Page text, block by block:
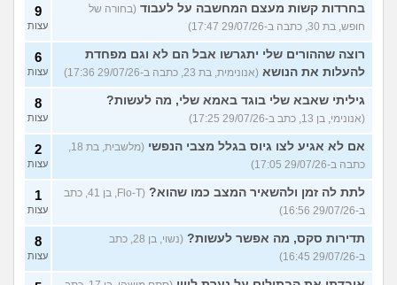
בחרדות קשות מעצם המחשבה על לעבוד (בחורה של
חופש, בת 30, כתבה ב-29/07/26 17:47)
9
עצות
רוצה שההורים שלי יתגרשו אבל הם לא וגם מפחדת
להעלות את הנושא (אנונימית, בת 23, כתבה ב-29/07/26 17:36)
6
עצות
גיליתי שאבא שלי בוגד באמא שלי, מה לעשות?
(אנונימי, בן 13, כתב ב-29/07/26 17:25)
8
עצות
אם לא אגיע לצו גיוס בגלל מצבי הנפשי
(מלשבית, בת 18,
כתבה ב-29/07/26 17:05)
2
עצות
לתת לה זמן ולהשאיר המצב כמו שהוא?
(Flo-T, בן 41, כתב
ב-29/07/26 16:56)
1
עצות
תדירות סקס, מה אפשר לעשות?
(נשוי, בן 28, כתב
ב-29/07/26 16:45)
8
עצות